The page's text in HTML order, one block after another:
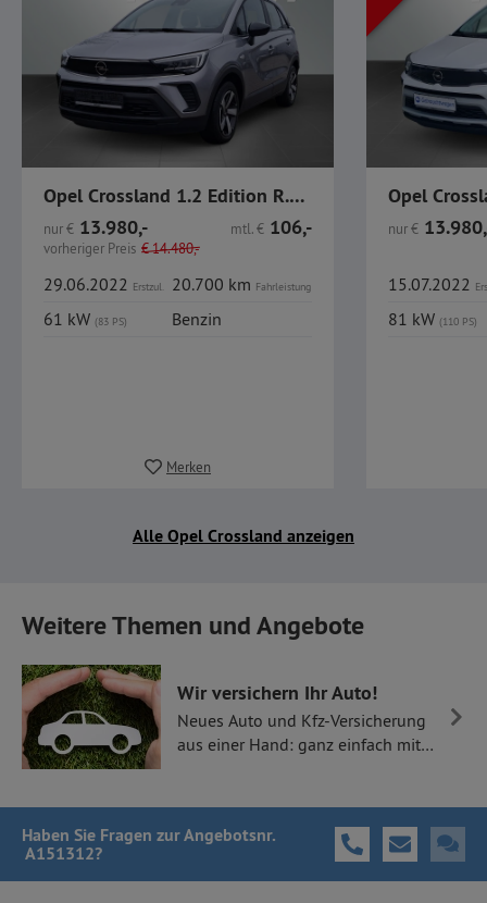
Opel Crossland 1.2 Edition R.Kamera Klima CarPlay
nur€ 13.980,-
vorheriger Preis €14.480,-
mtl.€ 106,-
29.06.2022 Erstzul. 20.700 km Fahrleistung
61 kW (83 PS) Benzin
Merken
nur€
15.07.2022
81 kW (110 PS)
Alle Opel Crossland anzeigen
Weitere Themen und Angebote
Wir versichern Ihr Auto!
Neues Auto und Kfz-Versicherung
aus einer Hand: ganz einfach mit
Haben Sie Fragen zur Angebotsnr.
A151312?